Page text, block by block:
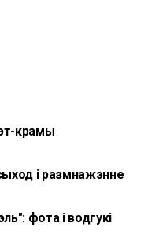
крамы
і размнажэнне
фота і водгукі